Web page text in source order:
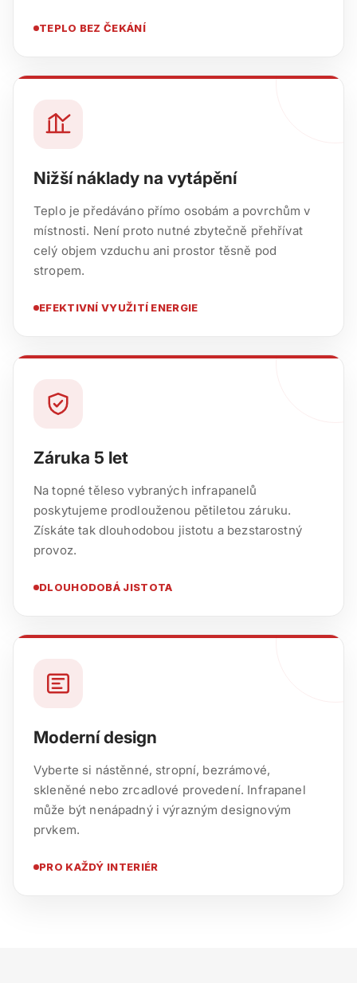
TEPLO BEZ ČEKÁNÍ
Nižší náklady na vytápění
Teplo je předáváno přímo osobám a povrchům v
místnosti. Není proto nutné zbytečně přehřívat
celý objem vzduchu ani prostor těsně pod
stropem.
EFEKTIVNÍ VYUŽITÍ ENERGIE
Záruka 5 let
Na topné těleso vybraných infrapanelů
poskytujeme prodlouženou pětiletou záruku.
Získáte tak dlouhodobou jistotu a bezstarostný
provoz.
DLOUHODOBÁ JISTOTA
Moderní design
Vyberte si nástěnné, stropní, bezrámové,
skleněné nebo zrcadlové provedení. Infrapanel
může být nenápadný i výrazným designovým
prvkem.
PRO KAŽDÝ INTERIÉR